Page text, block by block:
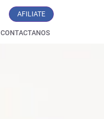
AFILIATE
CONTACTANOS